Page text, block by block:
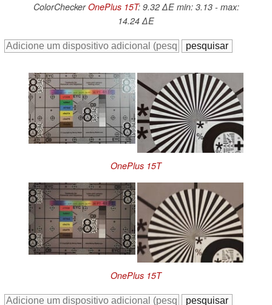
ColorCheckerOnePlus 15T: 9.32 ∆E min: 3.13 - max:
14.24 ∆E
OnePlus 15T
OnePlus 15T